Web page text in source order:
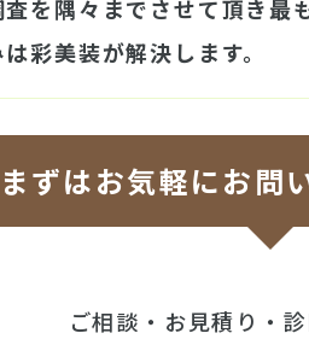
を隅々までさせて頂き最
彩美装が解決します。
ずはお気軽にお問
ご相談・お見積り・診